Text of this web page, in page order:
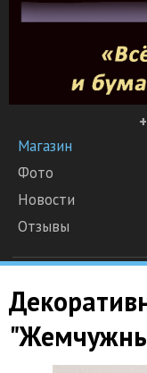
Магазин
Фото
Новости
Отзывы